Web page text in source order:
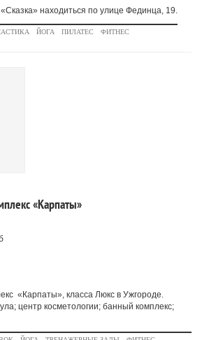
находиться по улице Фединца, 19.
ЙОГА ПИЛАТЕС ФИТНЕС
«Карпаты»
«Карпаты», класса Люкс в Ужгороде.
центр косметологии; банный комплекс;